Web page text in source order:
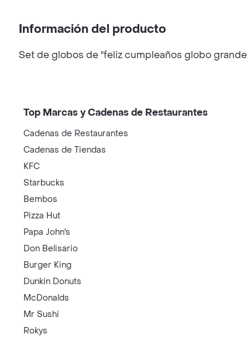
Información del producto
Set de globos de "feliz cumpleaños globo
Top Marcas y Cadenas de Restaurantes
Cadenas de Restaurantes
Cadenas de Tiendas
KFC
Starbucks
Bembos
Pizza Hut
Papa John's
Don Belisario
Burger King
Dunkin Donuts
McDonalds
Mr Sushi
Rokys